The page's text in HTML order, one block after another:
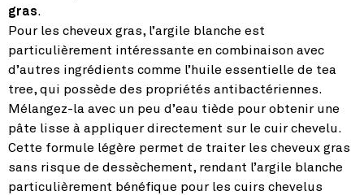
gras.
Pour les cheveux gras, l’argile blanche est
particulièrement intéressante en combinaison avec
d’autres ingrédients comme l’huile essentielle de tea
tree, qui possède des propriétés antibactériennes.
Mélangez-la avec un peu d’eau tiède pour obtenir une
pâte lisse à appliquer directement sur le cuir chevelu.
Cette formule légère permet de traiter les cheveux gras
sans risque de dessèchement, rendant l’argile blanche
particulièrement bénéfique pour les cuirs chevelus